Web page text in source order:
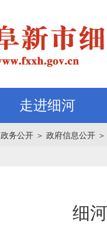
走进细河
政务公开 ＞ 政府信息公开 ＞
细